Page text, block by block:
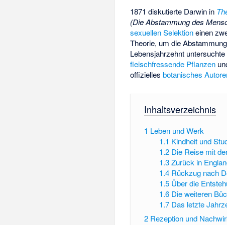
1871 diskutierte Darwin in
(Die Abstammung des
sexuellen Selektioneinen
Theorie, um die
Lebensjahrzehnt
fleischfressende Pflanzen
offiziellesbotanisches
Inhaltsverzeichnis
1 Leben und Werk
1.1 Kindheit und
1.2 Die Reise mit
1.3 Zurück in
1.4 Rückzug nach
1.5 Über die
1.6 Die weiteren
1.7 Das letzte
2 Rezeption und